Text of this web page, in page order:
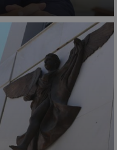
YouTube
.youtube.com